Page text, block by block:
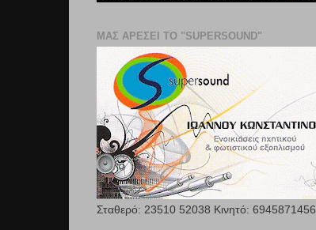
ΜΑΣ ΑΡΕΣΕΙ ΤΟ "SUPERSOUND"
Σταθερό: 23510 52038 Κινητό: 6945871456